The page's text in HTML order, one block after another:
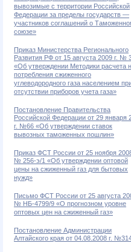
вывозимые с территории Российской
Федерации за пределы государств —
участников соглашений о
союзе»
Приказ Министерства Регионального
Развития РФ от 15 августа 2009 г. №
«Об утверждении Методики расчета
потребления сжиженного
углеводородного газа населением
отсутствии приборов учета газа»
Постановление Правительства
Российской Федерации от 29 января
г. №66 «Об утверждении ставок
вывозных таможенных пошлин»
Приказ ФСТ России от 25 ноября 2008
№ 256-э/1 «Об утверждении оптовой
цены на сжиженный газ для бытовых
нужд»
Письмо ФСТ России от 25 августа
№ НБ-4799/9 «О прогнозном уровне
оптовых цен на сжиженный газ»
Постановление Администрации
Алтайского края от 04.08.2008 г.